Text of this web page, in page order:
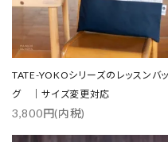
TATE-YOKOシリーズのレッスンバッ
グ ｜サイズ変更対応
3,800円(内税)